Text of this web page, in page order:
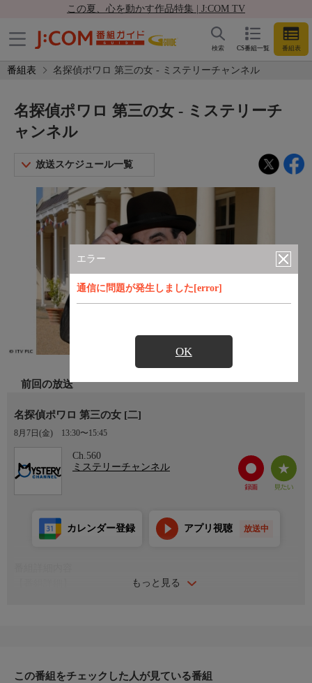
この夏、心を動かす作品特集 | J:COM TV
CS番組一覧 番組表
検索
番組表 名探偵ポワロ 第三の女 - ミステリーチャンネル
エラー
通信に問題が発生しました[error]
OK
名探偵ポワロ 第三の女 - ミステリーチ
ャンネル
放送スケジュール一覧
前回の放送
名探偵ポワロ 第三の女 [二]
8月7日(金) 13:30〜15:45
Ch.560
ミステリーチャンネル
もっと見る
カレンダー登録 アプリ視聴 放送中
出演：デビッド・スーシェ ほか
この番組をチェックした人が見ている番組